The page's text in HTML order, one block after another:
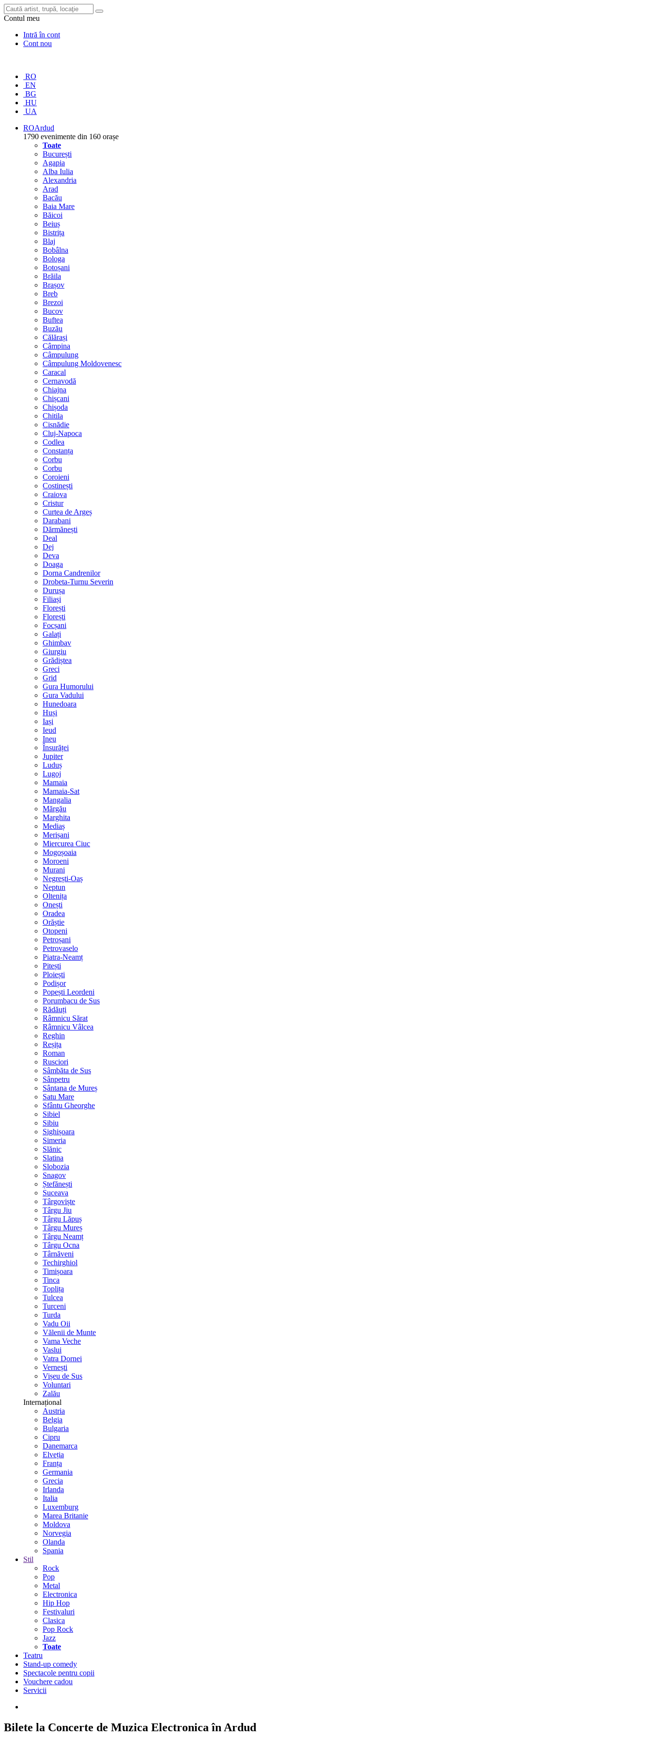
Contul meu
Intră în cont
Cont nou
RO
EN
BG
HU
UA
ROArdud
1790 evenimente din 160 orașe
Toate
București
Agapia
Alba Iulia
Alexandria
Arad
Bacău
Baia Mare
Băicoi
Beiuș
Bistrița
Blaj
Bobâlna
Bologa
Botoșani
Brăila
Brașov
Breb
Brezoi
Bucov
Buftea
Buzău
Călărași
Câmpina
Câmpulung
Câmpulung Moldovenesc
Caracal
Cernavodă
Chiajna
Chișcani
Chișoda
Chitila
Cisnădie
Cluj-Napoca
Codlea
Constanța
Corbu
Corbu
Coroieni
Costinești
Craiova
Cristur
Curtea de Argeș
Darabani
Dărmănești
Deal
Dej
Deva
Doaga
Dorna Candrenilor
Drobeta-Turnu Severin
Durușa
Filiași
Florești
Florești
Focșani
Galați
Ghimbav
Giurgiu
Grădiștea
Greci
Grid
Gura Humorului
Gura Vadului
Hunedoara
Huși
Iași
Ieud
Ineu
Însurăței
Jupiter
Luduș
Lugoj
Mamaia
Mamaia-Sat
Mangalia
Mărgău
Marghita
Mediaș
Merișani
Miercurea Ciuc
Mogoșoaia
Moroeni
Murani
Negrești-Oaș
Neptun
Oltenița
Onești
Oradea
Orăștie
Otopeni
Petroșani
Petrovaselo
Piatra-Neamț
Pitești
Ploiești
Podișor
Popești Leordeni
Porumbacu de Sus
Rădăuți
Râmnicu Sărat
Râmnicu Vâlcea
Reghin
Reșița
Roman
Rusciori
Sâmbăta de Sus
Sânpetru
Sântana de Mureș
Satu Mare
Sfântu Gheorghe
Sibiel
Sibiu
Sighișoara
Simeria
Slănic
Slatina
Slobozia
Snagov
Ștefănești
Suceava
Târgoviște
Târgu Jiu
Târgu Lăpuș
Târgu Mureș
Târgu Neamț
Târgu Ocna
Târnăveni
Techirghiol
Timișoara
Tinca
Toplița
Tulcea
Turceni
Turda
Vadu Oii
Vălenii de Munte
Vama Veche
Vaslui
Vatra Dornei
Vernești
Vișeu de Sus
Voluntari
Zalău
Internațional
Austria
Belgia
Bulgaria
Cipru
Danemarca
Elveția
Franța
Germania
Grecia
Irlanda
Italia
Luxemburg
Marea Britanie
Moldova
Norvegia
Olanda
Spania
Stil
Rock
Pop
Metal
Electronica
Hip Hop
Festivaluri
Clasica
Pop Rock
Jazz
Toate
Teatru
Stand-up comedy
Spectacole pentru copii
Vouchere cadou
Servicii
Bilete la Concerte de Muzica Electronica în Ardud